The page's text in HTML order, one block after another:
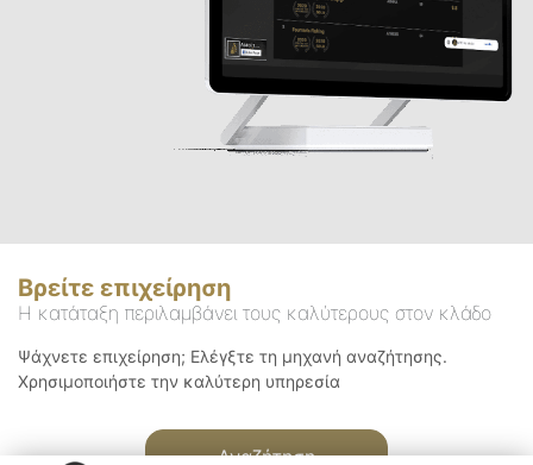
Βρείτε επιχείρηση
Η κατάταξη περιλαμβάνει τους καλύτερους στον κλάδο
Ψάχνετε επιχείρηση; Ελέγξτε τη μηχανή αναζήτησης.
Χρησιμοποιήστε την καλύτερη υπηρεσία
Αναζήτηση